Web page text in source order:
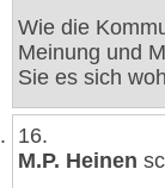
Wie die
Meinung und
Sie es sich
16.
M.P. Heinen